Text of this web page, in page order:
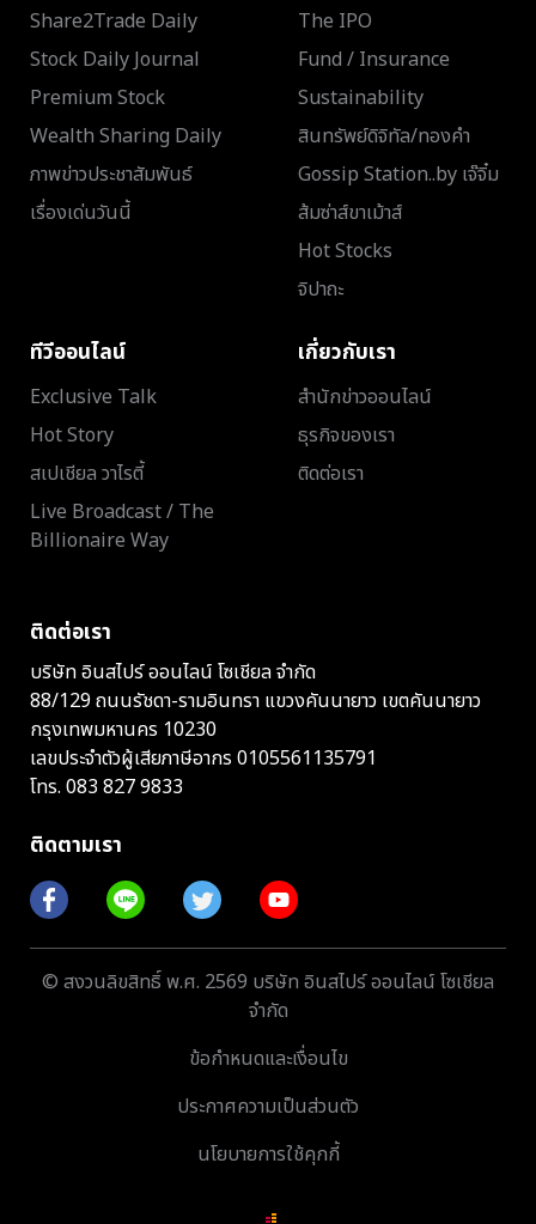
Share2Trade Daily
Stock Daily Journal
Premium Stock
Wealth Sharing Daily
ภาพข่าวประชาสัมพันธ์
เรื่องเด่นวันนี้
The IPO
Fund / Insurance
Sustainability
สินทรัพย์ดิจิทัล/ทองคำ
Gossip Station..by เจ๊จิ๋ม
ส้มซ่าส์ขาเม้าส์
Hot Stocks
จิปาถะ
ทีวีออนไลน์
Exclusive Talk
Hot Story
สเปเชียล วาไรตี้
Live Broadcast / The
Billionaire Way
เกี่ยวกับเรา
สำนักข่าวออนไลน์
ธุรกิจของเรา
ติดต่อเรา
ติดต่อเรา
บริษัท อินสไปร์ ออนไลน์ โซเชียล จำกัด
88/129 ถนนรัชดา-รามอินทรา แขวงคันนายาว เขตคันนายาว
กรุงเทพมหานคร 10230
เลขประจำตัวผู้เสียภาษีอากร 0105561135791
โทร. 083 827 9833
ติดตามเรา
© สงวนลิขสิทธิ์ พ.ศ. 2569 บริษัท อินสไปร์ ออนไลน์ โซเชียล
จำกัด
ข้อกำหนดและเงื่อนไข
ประกาศความเป็นส่วนตัว
นโยบายการใช้คุกกี้